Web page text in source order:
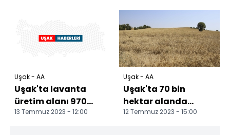
Uşak - AA
Uşak'ta lavanta
üretim alanı 970
dekara yükseldi
13 Temmuz 2023 - 12:00
Uşak - AA
Uşak'ta 70 bin
hektar alanda
buğday hasadı
12 Temmuz 2023 - 15:00